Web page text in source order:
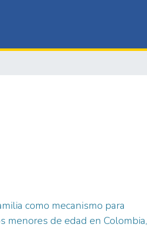
como mecanismo para
menores de edad en Colombia,